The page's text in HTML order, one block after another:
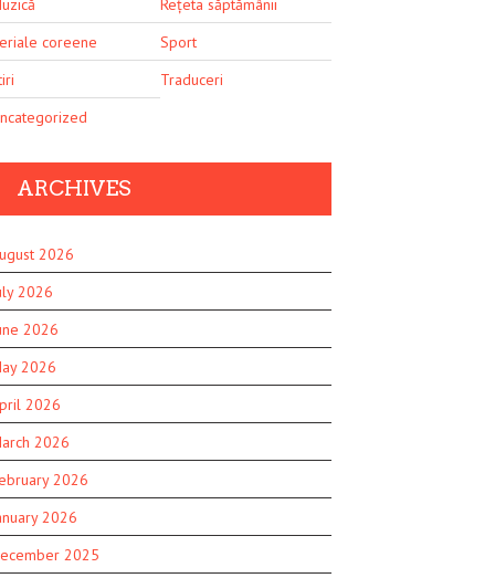
Rețeta săptămânii
coreene
Sport
Traduceri
ARCHIVES
2026
2026
2026
2026
2026
2026
2026
2026
2025